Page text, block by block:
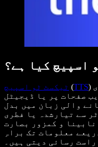
اسپیچ کیا ہے؟
ٹیکسٹ ٹو اسپیچ (TTS) ایک ٹیکنالوجی ہے جو تحریری
صفحات پر یا ڈیجیٹل
والی زبان میں بدل
سے تیارشدہ یا فطری
و کمزور بصارت
معلومات تک براہِ
راست رسائی دیتی ہیں۔